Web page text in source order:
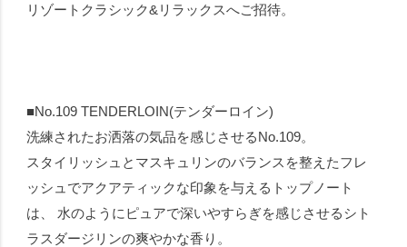
リゾートクラシック&リラックスへご招待。
■No.109 TENDERLOIN(テンダーロイン)
洗練されたお洒落の気品を感じさせるNo.109。
スタイリッシュとマスキュリンのバランスを整えたフレ
ッシュでアクアティックな印象を与えるトップノート
は、 水のようにピュアで深いやすらぎを感じさせるシト
ラスダージリンの爽やかな香り。